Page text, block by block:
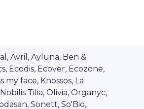
Avril, Ayluna, Ben &
Ecodis, Ecover, Ecozone,
face, Knossos, La
Tilia, Olivia, Organyc,
Sonett, So'Bio,